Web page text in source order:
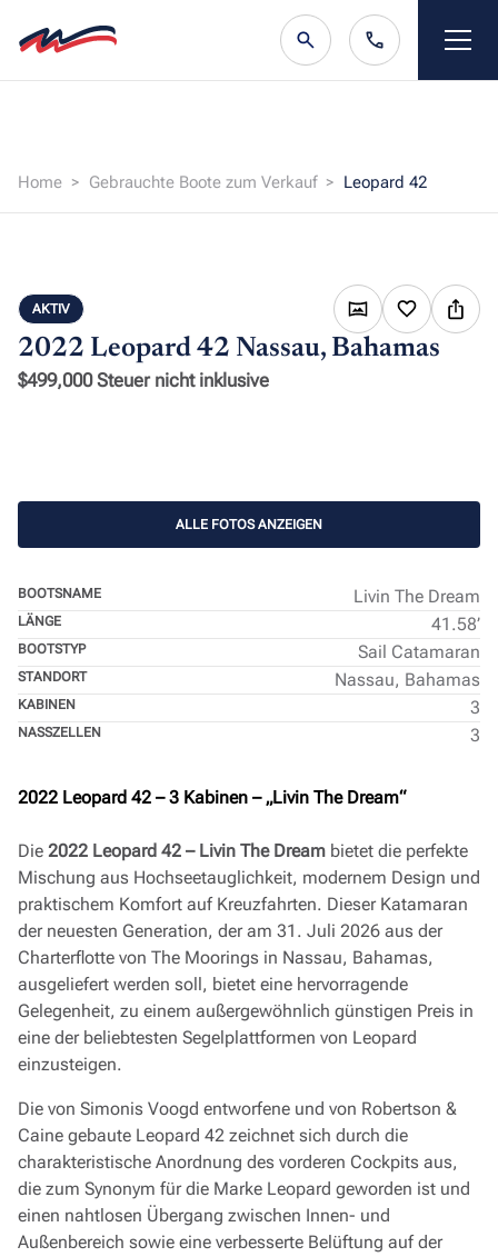
Home Gebrauchte Boote zum Verkauf Leopard 42
AKTIV
2022 Leopard 42 Nassau, Bahamas
$499,000 Steuer nicht inklusive
ALLE FOTOS ANZEIGEN
BOOTSNAME Livin The Dream
LÄNGE 41.58’
BOOTSTYP Sail Catamaran
STANDORT Nassau, Bahamas
KABINEN 3
NASSZELLEN 3
2022 Leopard 42 – 3 Kabinen – „Livin The Dream“
Die 2022 Leopard 42 – Livin The Dream bietet die perfekte
Mischung aus Hochseetauglichkeit, modernem Design und
praktischem Komfort auf Kreuzfahrten. Dieser Katamaran
der neuesten Generation, der am 31. Juli 2026 aus der
Charterflotte von The Moorings in Nassau, Bahamas,
ausgeliefert werden soll, bietet eine hervorragende
Gelegenheit, zu einem außergewöhnlich günstigen Preis in
eine der beliebtesten Segelplattformen von Leopard
einzusteigen.
Die von Simonis Voogd entworfene und von Robertson &
Caine gebaute Leopard 42 zeichnet sich durch die
charakteristische Anordnung des vorderen Cockpits aus,
die zum Synonym für die Marke Leopard geworden ist und
einen nahtlosen Übergang zwischen Innen- und
Außenbereich sowie eine verbesserte Belüftung auf der